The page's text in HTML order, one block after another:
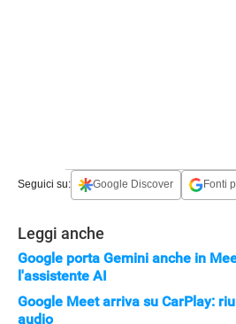
Seguici su: Google Discover Fonti
Leggi anche
Google porta Gemini anche in
l'assistente AI
Google Meet arriva su CarPlay:
audio